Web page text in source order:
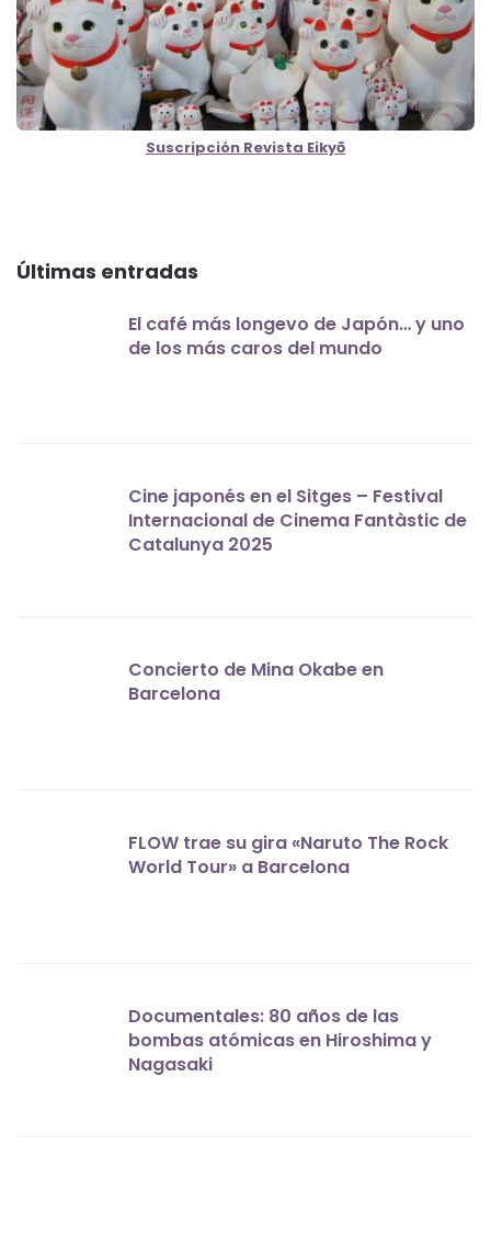
Suscripción Revista Eikyō
Últimas entradas
El café más longevo de Japón… y uno
de los más caros del mundo
Cine japonés en el Sitges – Festival
Internacional de Cinema Fantàstic de
Catalunya 2025
Concierto de Mina Okabe en
Barcelona
FLOW trae su gira «Naruto The Rock
World Tour» a Barcelona
Documentales: 80 años de las
bombas atómicas en Hiroshima y
Nagasaki